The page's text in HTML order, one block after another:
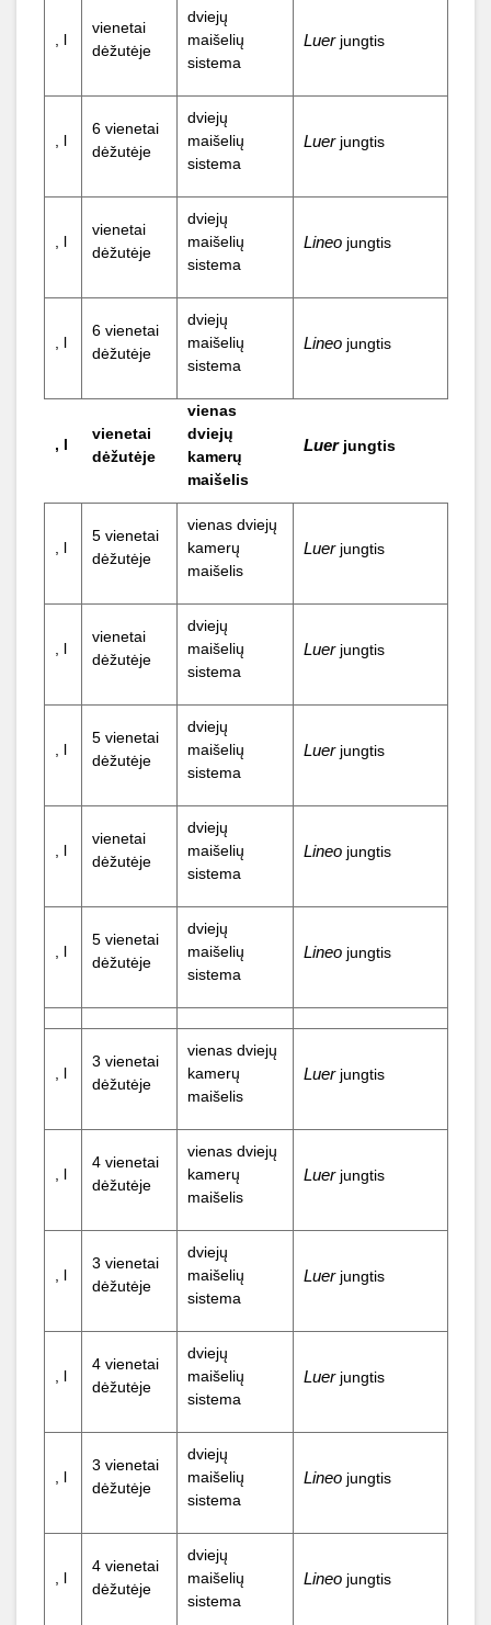
, l
vienetai
dėžutėje
dviejų
maišelių
sistema
Luer jungtis
, l
6 vienetai
dėžutėje
dviejų
maišelių
sistema
Luerjungtis
, l
vienetai
dėžutėje
dviejų
maišelių
sistema
Lineo jungtis
, l
6 vienetai
dėžutėje
dviejų
maišelių
sistema
Lineo jungtis
, l
vienetai
dėžutėje
vienas
dviejų
kamerų
maišelis
Luerjungtis
, l
5 vienetai
dėžutėje
vienas dviejų
kamerų
maišelis
Luer jungtis
, l
vienetai
dėžutėje
dviejų
maišelių
sistema
Luerjungtis
, l
5 vienetai
dėžutėje
dviejų
maišelių
sistema
Luerjungtis
, l
vienetai
dėžutėje
dviejų
maišelių
sistema
Lineo jungtis
, l
5 vienetai
dėžutėje
dviejų
maišelių
sistema
Lineo jungtis
, l
3 vienetai
dėžutėje
vienas dviejų
kamerų
maišelis
Luerjungtis
, l
4 vienetai
dėžutėje
vienas dviejų
kamerų
maišelis
Luer jungtis
, l
3 vienetai
dėžutėje
dviejų
maišelių
sistema
Luerjungtis
, l
4 vienetai
dėžutėje
dviejų
maišelių
sistema
Luerjungtis
, l
3 vienetai
dėžutėje
dviejų
maišelių
sistema
Lineo jungtis
, l
4 vienetai
dėžutėje
dviejų
maišelių
sistema
Lineo jungtis